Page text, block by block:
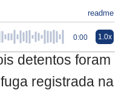
readme
0:00 1.0x
detentos foram
registrada na